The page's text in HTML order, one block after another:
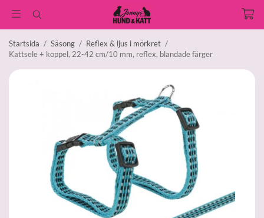
Startsida / Säsong / Reflex & ljus i mörkret /
Kattsele + koppel, 22-42 cm/10 mm, reflex, blandade färger